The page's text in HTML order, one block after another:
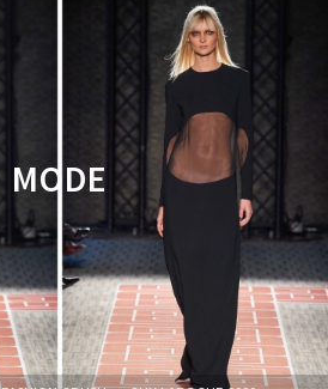
MODE